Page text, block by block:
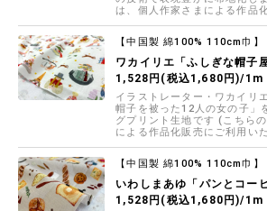
は、個人作家さまによる作品
【中国製 綿100% 110cm巾】
ワカイリエ「ふしぎな帽子
1,528円(税込1,680円)/1m
イラストレーター・ワカイリ
帽子を被った12人の女の子」
グプリント生地です (こちら
による作品化販売にご利用い
【中国製 綿100% 110cm巾】
いわしまあゆ「パンとコー
1,528円(税込1,680円)/1m